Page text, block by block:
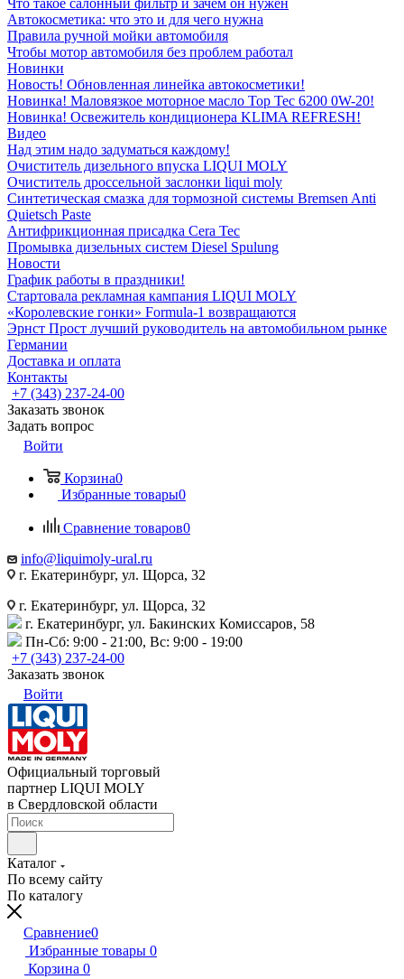
Что такое салонный фильтр и зачем он нужен
Автокосметика: что это и для чего нужна
Правила ручной мойки автомобиля
Чтобы мотор автомобиля без проблем работал
Новинки
Новость! Обновленная линейка автокосметики!
Новинка! Маловязкое моторное масло Top Tec 6200 0W-20!
Новинка! Освежитель кондиционера KLIMA REFRESH!
Видео
Над этим надо задуматься каждому!
Очиститель дизельного впуска LIQUI MOLY
Очиститель дроссельной заслонки liqui moly
Синтетическая смазка для тормозной системы Bremsen Anti
Quietsch Paste
Антифрикционная присадка Cera Tec
Промывка дизельных систем Diesel Spulung
Новости
График работы в праздники!
Стартовала рекламная кампания LIQUI MOLY
«Королевские гонки» Formula-1 возвращаются
Эрнст Прост лучший руководитель на автомобильном рынке
Германии
Доставка и оплата
Контакты
+7 (343) 237-24-00
Заказать звонок
Задать вопрос
Войти
Корзина0
Избранные товары0
Сравнение товаров0
info@liquimoly-ural.ru
г. Екатеринбург, ул. Щорса, 32
г. Екатеринбург, ул. Щорса, 32
г. Екатеринбург, ул. Бакинских Комиссаров, 58
Пн-Сб: 9:00 - 21:00, Вс: 9:00 - 19:00
+7 (343) 237-24-00
Заказать звонок
Войти
Официальный торговый
партнер LIQUI MOLY
в Свердловской области
Каталог
По всему сайту
По каталогу
Сравнение0
Избранные товары 0
Корзина 0